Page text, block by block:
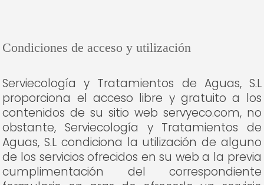
Condiciones de acceso y utilización
Serviecología y Tratamientos de Aguas, S.L
proporciona el acceso libre y gratuito a los
contenidos de su sitio web servyeco.com, no
obstante, Serviecología y Tratamientos de
Aguas, S.L condiciona la utilización de alguno
de los servicios ofrecidos en su web a la previa
cumplimentación del correspondiente